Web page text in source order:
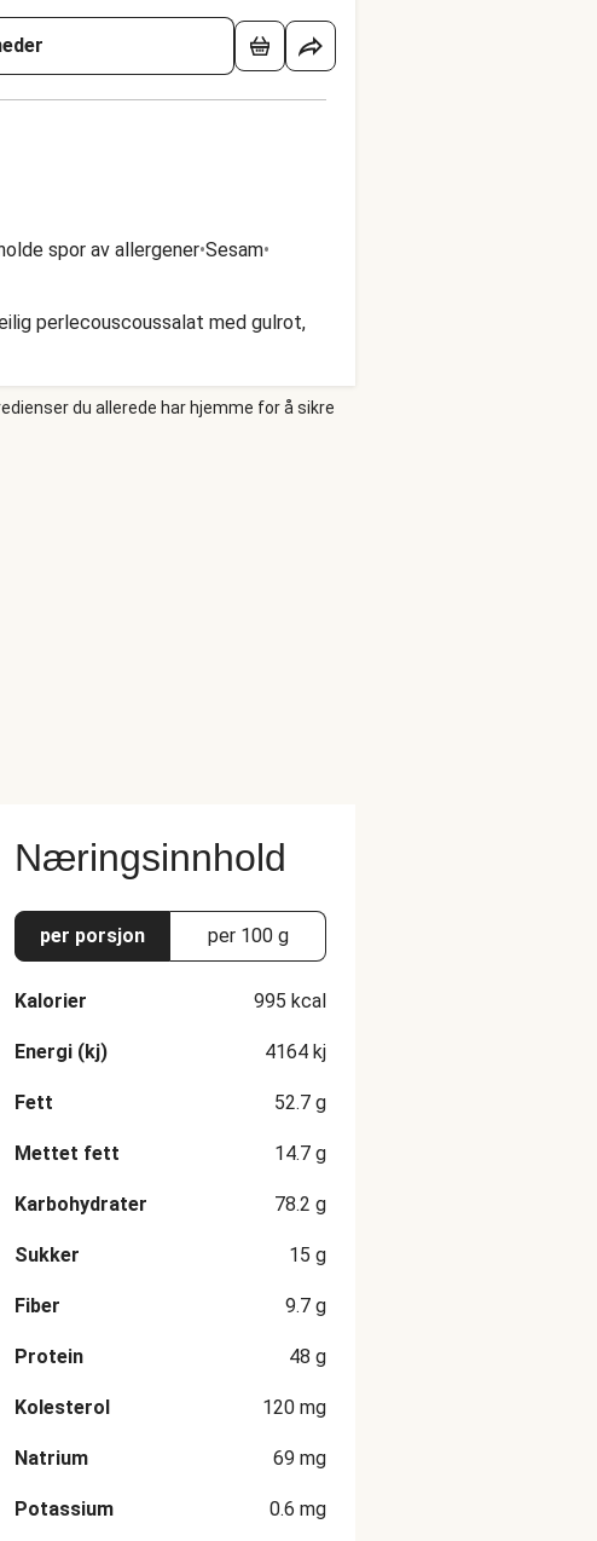
spor av allergener•Sesam•
perlecouscoussalat med gulrot,
du allerede har hjemme for å sikre
Næringsinnhold
per porsjon per 100 g
Kalorier 995 kcal
Energi (kj) 4164 kj
Fett 52.7 g
Mettet fett 14.7 g
Karbohydrater 78.2 g
Sukker 15 g
Fiber 9.7 g
Protein 48 g
Kolesterol 120 mg
Natrium 69 mg
Potassium 0.6 mg